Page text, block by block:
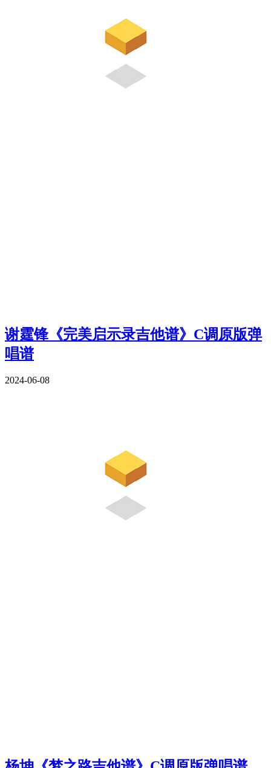
谢霆锋《完美启示录吉他谱》C调原版弹
唱谱
2024-06-08